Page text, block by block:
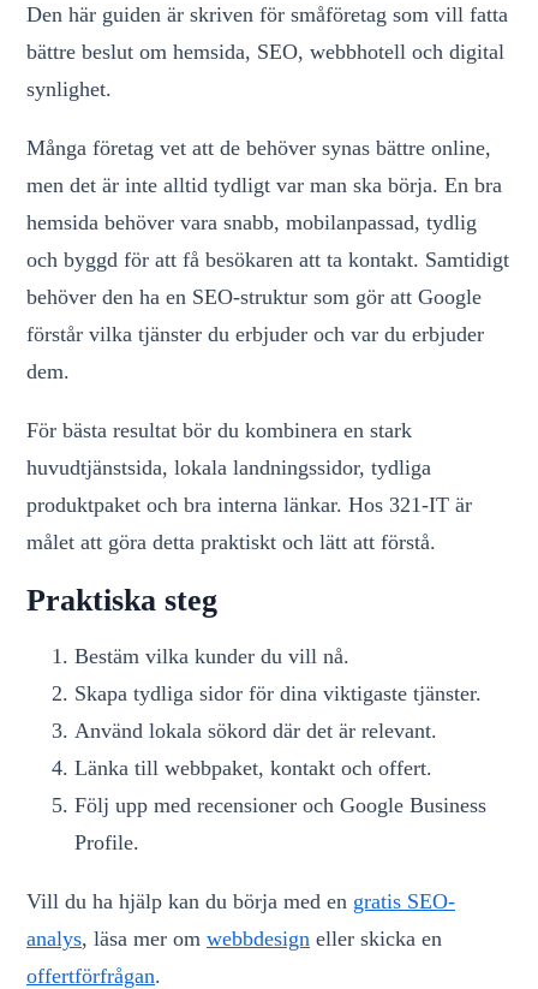
Den här guiden är skriven för småföretag som vill fatta
bättre beslut om hemsida, SEO, webbhotell och digital
synlighet.
Många företag vet att de behöver synas bättre online,
men det är inte alltid tydligt var man ska börja. En bra
hemsida behöver vara snabb, mobilanpassad, tydlig
och byggd för att få besökaren att ta kontakt. Samtidigt
behöver den ha en SEO-struktur som gör att Google
förstår vilka tjänster du erbjuder och var du erbjuder
dem.
För bästa resultat bör du kombinera en stark
huvudtjänstsida, lokala landningssidor, tydliga
produktpaket och bra interna länkar. Hos 321-IT är
målet att göra detta praktiskt och lätt att förstå.
Praktiska steg
Bestäm vilka kunder du vill nå.
Skapa tydliga sidor för dina viktigaste tjänster.
Använd lokala sökord där det är relevant.
Länka till webbpaket, kontakt och offert.
Följ upp med recensioner och Google Business
Profile.
Vill du ha hjälp kan du börja med en gratis SEO-
analys, läsa mer om webbdesign eller skicka en
offertförfrågan.